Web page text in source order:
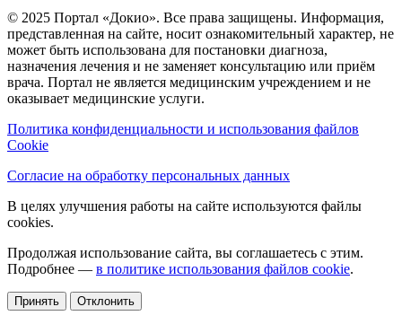
© 2025 Портал «Докио». Все права защищены. Информация,
представленная на сайте, носит ознакомительный характер, не
может быть использована для постановки диагноза,
назначения лечения и не заменяет консультацию или приём
врача. Портал не является медицинским учреждением и не
оказывает медицинские услуги.
Политика конфиденциальности и использования файлов
Cookie
Согласие на обработку персональных данных
В целях улучшения работы на сайте используются файлы
cookies.
Продолжая использование сайта, вы соглашаетесь с этим.
Подробнее — в политике использования файлов cookie.
Принять Отклонить